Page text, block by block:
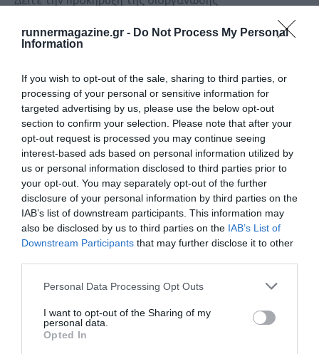
runnermagazine.gr - Do Not Process My Personal
Information
If you wish to opt-out of the sale, sharing to third parties, or
processing of your personal or sensitive information for
targeted advertising by us, please use the below opt-out
section to confirm your selection. Please note that after your
opt-out request is processed you may continue seeing
interest-based ads based on personal information utilized by
us or personal information disclosed to third parties prior to
your opt-out. You may separately opt-out of the further
disclosure of your personal information by third parties on the
IAB’s list of downstream participants. This information may
also be disclosed by us to third parties on the IAB’s List of
Downstream Participants that may further disclose it to other
Personal Data Processing Opt Outs
I want to opt-out of the Sharing of my
personal data.
Opted In
Radisson Blu Διεθνής Μαραθώνιος Λάρνακας
2026
Δείτε τις πληροφορίες της διοργάνωσης